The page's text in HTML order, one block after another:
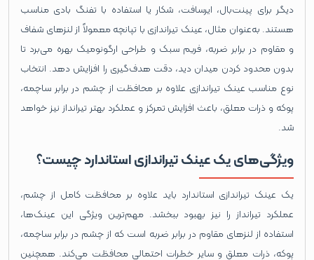
دیگر برای پینت‌بال، ایرسافت، شکار یا استفاده با تفنگ بادی مناسب
هستند. به‌عنوان مثال، عینک تیراندازی با تپانچه معمولاً از لنزهای شفاف
و مقاوم در برابر ضربه، فریم سبک و طراحی ارگونومیک بهره می‌برد تا
بدون محدود کردن میدان دید، دقت هدف‌گیری را افزایش دهد. انتخاب
نوع مناسب عینک تیراندازی علاوه بر محافظت از چشم در برابر ساچمه،
پوکه و ذرات معلق، باعث افزایش تمرکز و عملکرد بهتر تیرانداز نیز خواهد
شد.
ویژگی‌های یک عینک تیراندازی استاندارد چیست؟
یک عینک تیراندازی استاندارد باید علاوه بر محافظت کامل از چشم،
عملکرد تیرانداز را نیز بهبود ببخشد. مهم‌ترین ویژگی این عینک‌ها،
استفاده از لنزهای مقاوم در برابر ضربه است که از چشم در برابر ساچمه،
پوکه، ذرات معلق و سایر خطرات احتمالی محافظت می‌کند. همچنین